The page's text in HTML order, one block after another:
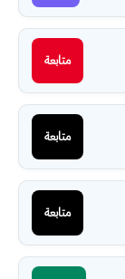
متابعة
متابعة
متابعة